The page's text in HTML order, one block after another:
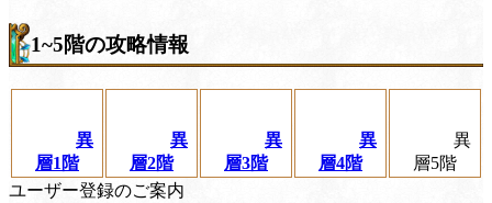
1~5階の攻略情報
異
層1階
異
層2階
異
層3階
異
層4階
異
層5階
ユーザー登録のご案内